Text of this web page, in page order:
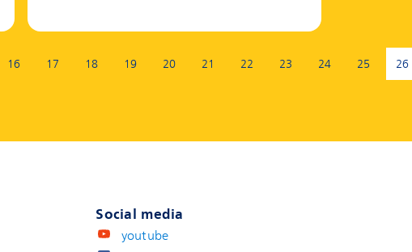
16 17 18 19 20 21 22 23 24 25 26
Social media
youtube